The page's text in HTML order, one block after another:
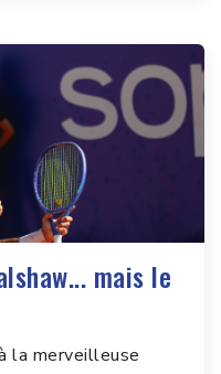
mais le
la merveilleuse